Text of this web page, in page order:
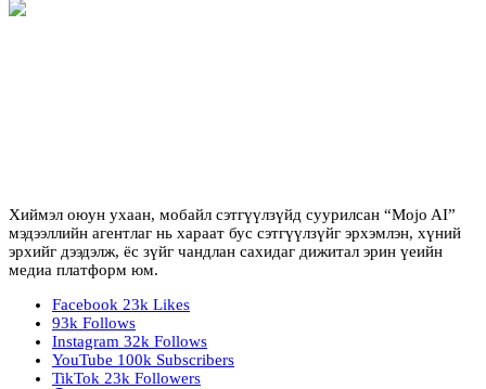
Хиймэл оюун ухаан, мобайл сэтгүүлзүйд суурилсан “Mojo AI”
мэдээллийн агентлаг нь хараат бус сэтгүүлзүйг эрхэмлэн, хүний
эрхийг дээдэлж, ёс зүйг чандлан сахидаг дижитал эрин үеийн
медиа платформ юм.
Facebook 23k Likes
93k Follows
Instagram 32k Follows
YouTube 100k Subscribers
TikTok 23k Followers